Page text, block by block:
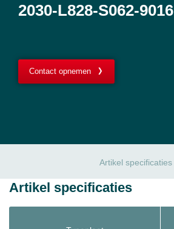
2030-L828-S062-9016
Contact opnemen
Artikel specificaties
Artikel specificaties